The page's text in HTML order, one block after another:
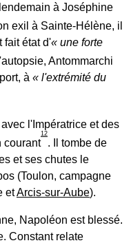
à Joséphine
exil à Sainte-Hélène, il
fait état d'
une forte
Antommarchi
à
l'extrémité du
l'Impératrice et des
courant
12
. Il tombe de
et ses chutes le
(Toulon, campagne
etArcis-sur-Aube).
Napoléon est blessé.
Constant relate